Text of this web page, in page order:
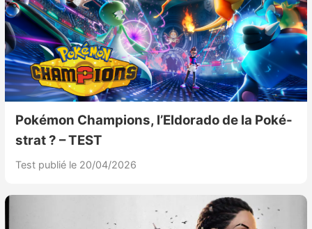
Pokémon Champions, l’Eldorado de la Poké-
strat ? – TEST
Test publié le 20/04/2026